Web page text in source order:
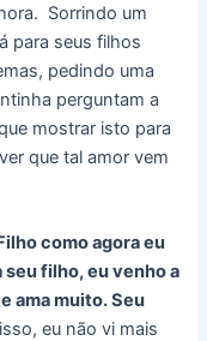
Sorrindo um
para seus filhos
pedindo uma
perguntam a
mostrar isto para
que tal amor vem
como agora eu
seu filho, eu venho a
ama muito. Seu
eu não vi mais